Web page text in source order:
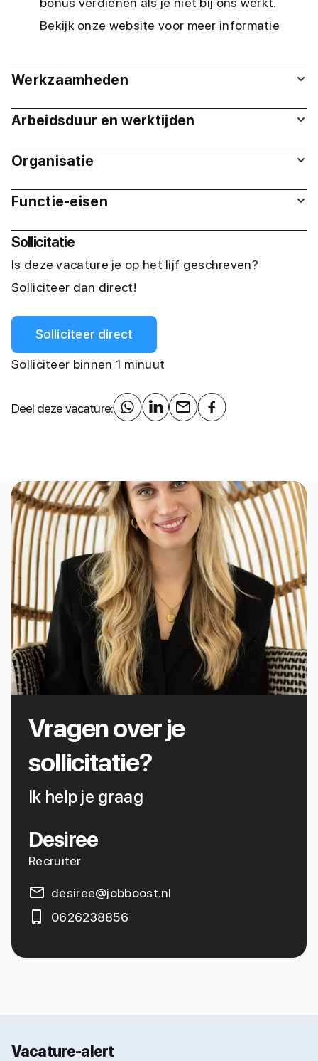
Bekijk onze website voor meer informatie
Werkzaamheden
Arbeidsduur en werktijden
Organisatie
Functie-eisen
Sollicitatie
Is deze vacature je op het lijf geschreven?
Solliciteer dan direct!
Solliciteer direct
Solliciteer binnen 1 minuut
Deel deze vacature:
Vragen over je
sollicitatie?
Ik help je graag
Desiree
Recruiter
desiree@jobboost.nl
0626238856
Vacature-alert